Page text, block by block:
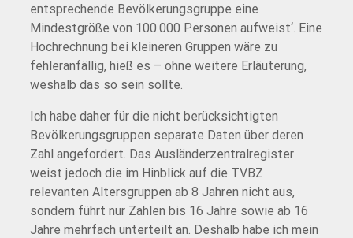
entsprechende Bevölkerungsgruppe eine
Mindestgröße von 100.000 Personen aufweist‘. Eine
Hochrechnung bei kleineren Gruppen wäre zu
fehleranfällig, hieß es – ohne weitere Erläuterung,
weshalb das so sein sollte.
Ich habe daher für die nicht berücksichtigten
Bevölkerungsgruppen separate Daten über deren
Zahl angefordert. Das Ausländerzentralregister
weist jedoch die im Hinblick auf die TVBZ
relevanten Altersgruppen ab 8 Jahren nicht aus,
sondern führt nur Zahlen bis 16 Jahre sowie ab 16
Jahre mehrfach unterteilt an. Deshalb habe ich mein